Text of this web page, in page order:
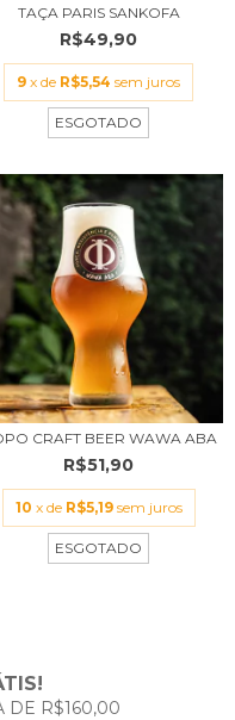
TAÇA PARIS SANKOFA
R$49,90
9 x de R$5,54 sem juros
ESGOTADO
CRAFT BEER WAWA ABA
R$51,90
10 x de R$5,19 sem juros
ESGOTADO
DE R$160,00